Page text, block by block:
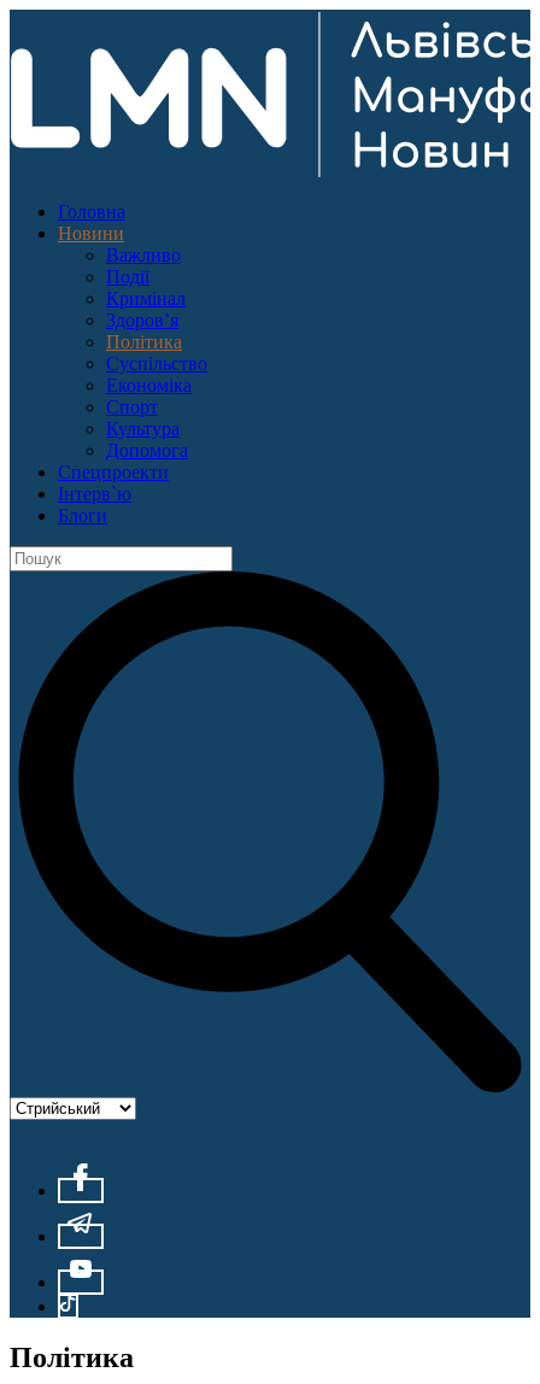
Головна
Новини
Важливо
Події
Кримінал
Здоров’я
Політика
Суспільство
Економіка
Спорт
Культура
Допомога
Спецпроекти
Інтерв`ю
Блоги
Політика